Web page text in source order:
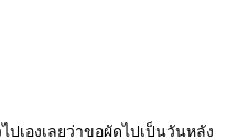
ปเองเลยว่าขอผัดไปเป็นวันหลัง